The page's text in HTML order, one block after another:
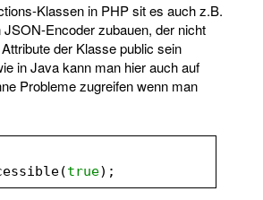
Klassen in PHP sit es auch z.B.
Encoder zubauen, der nicht
der Klasse public sein
in Java kann man hier auch auf
Probleme zugreifen wenn man
true);